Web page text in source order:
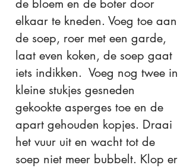
de bloem en de boter door
elkaar te kneden. Voeg toe aan
de soep, roer met een garde,
laat even koken, de soep gaat
iets indikken. Voeg nog twee in
kleine stukjes gesneden
gekookte asperges toe en de
apart gehouden kopjes. Draai
het vuur uit en wacht tot de
soep niet meer bubbelt. Klop er